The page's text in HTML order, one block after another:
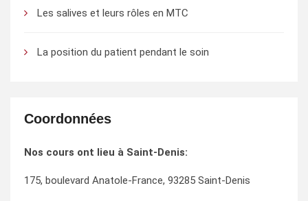
Les salives et leurs rôles en MTC
La position du patient pendant le soin
Coordonnées
Nos cours ont lieu à Saint-Denis:
175, boulevard Anatole-France, 93285 Saint-Denis